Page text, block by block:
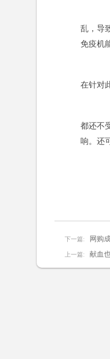
乱，导
免疫机
在针对
都还不
响。还
下一篇: 网购
上一篇: 献血